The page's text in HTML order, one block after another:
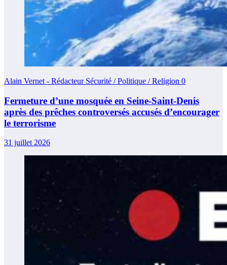
Alain Vernet - Rédacteur Sécurité / Politique / Religion 0
Fermeture d’une mosquée en Seine-Saint-Denis
après des prêches controversés accusés d’encourager
le terrorisme
31 juillet 2026